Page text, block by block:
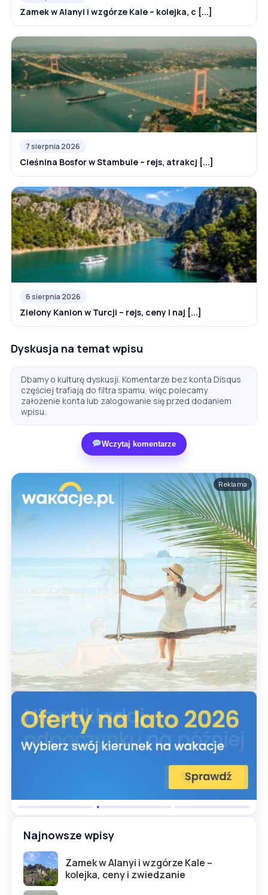
Zamek w Alanyi i wzgórze Kale – kolejka, c [...]
7 sierpnia 2026
Cieśnina Bosfor w Stambule – rejs, atrakcj [...]
6 sierpnia 2026
Zielony Kanion w Turcji – rejs, ceny i naj [...]
Dyskusja na temat wpisu
Dbamy o kulturę dyskusji. Komentarze bez konta Disqus
częściej trafiają do filtra spamu, więc polecamy
założenie konta lub zalogowanie się przed dodaniem
wpisu.
Wczytaj komentarze
Reklama
Najnowsze wpisy
Zamek w Alanyi i wzgórze Kale –
kolejka, ceny i zwiedzanie